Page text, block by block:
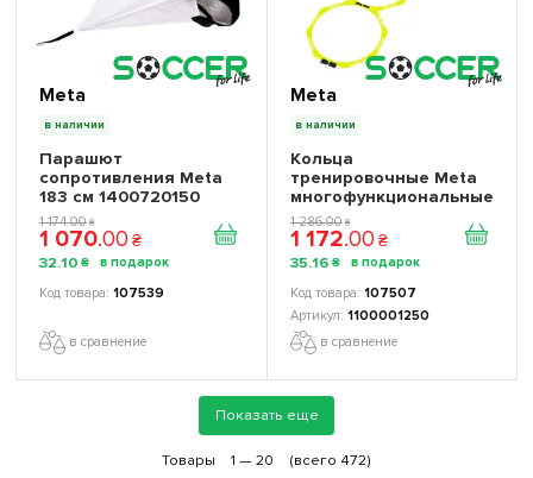
Meta
в наличии
Парашют
сопротивления Meta
183 см 1400720150
1 174.00 ₴
1 070.00 ₴
32.10 ₴
107539
в сравнение
Meta
в наличии
Кольца
тренировочные Meta
многофункциональные
6 шт. 1100001250
1 286.00 ₴
1 172.00 ₴
35.16 ₴
107507
1100001250
в сравнение
Показать еще
Товары 1 —20 (всего 472)